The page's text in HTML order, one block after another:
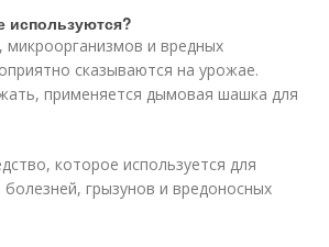
используются?
микроорганизмов и вредных
сказываются на урожае.
применяется дымовая шашка для
которое используется для
болезней, грызунов и вредоносных